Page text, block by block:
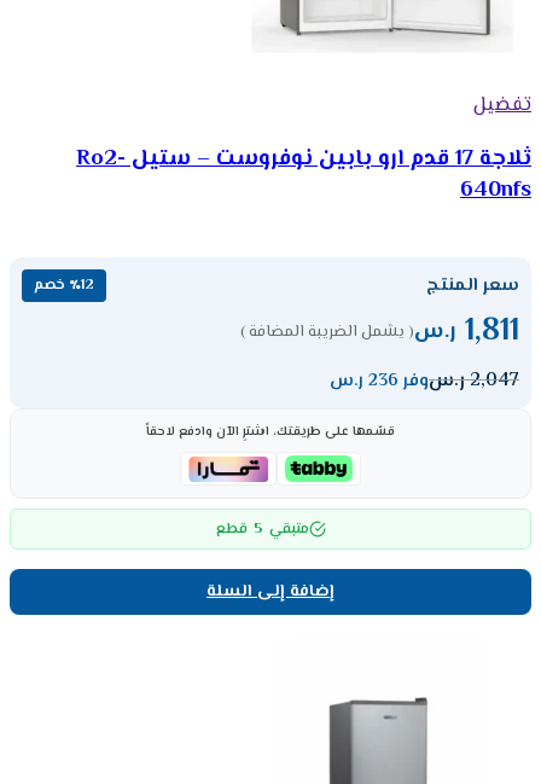
تفضيل
ثلاجة 17 قدم ارو بابين نوفروست – ستيل Ro2-
640nfs
سعر المنتج ٪12 خصم
1,811 ر.س( يشمل الضريبة المضافة )
2,047ر.سوفر 236 ر.س
قسّمها على طريقتك، اشترِ الآن وادفع لاحقاً
متبقي 5 قطع
إضافة إلى السلة